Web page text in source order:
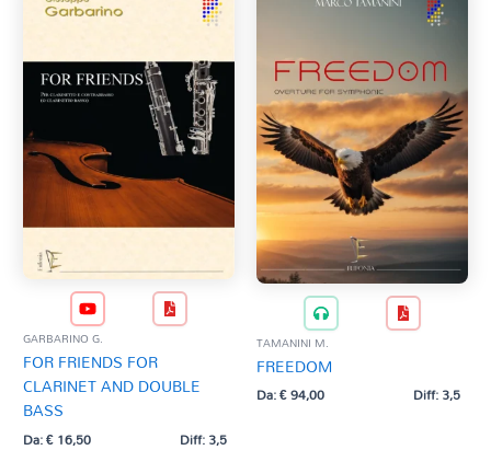
GARBARINO G.
FOR FRIENDS FOR
CLARINET AND DOUBLE
BASS
Da:€16,50 Diff: 3,5
TAMANINI M.
FREEDOM
Da:€94,00 Diff: 3,5